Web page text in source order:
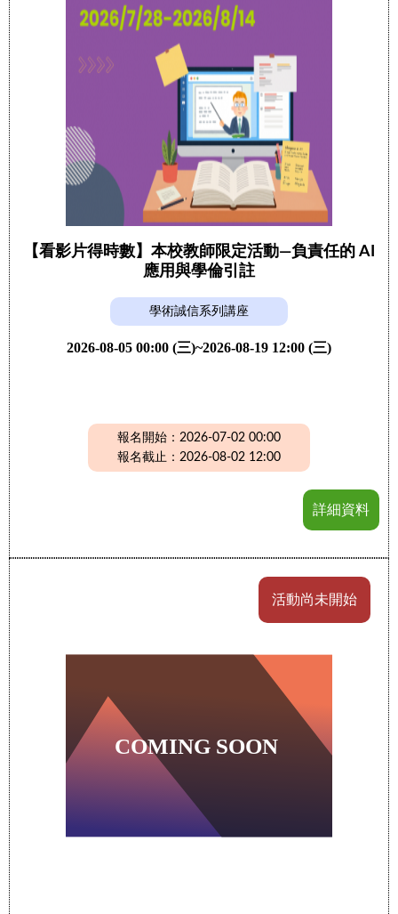
【看影片得時數】本校教師限定活動—負責任的 AI
應用與學倫引註
學術誠信系列講座
2026-08-05 00:00 (三)~2026-08-19 12:00 (三)
報名開始：2026-07-02 00:00
報名截止：2026-08-02 12:00
詳細資料
活動尚未開始